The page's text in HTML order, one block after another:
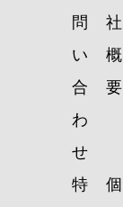
問
い
合
わ
せ
社
概
要
特
個